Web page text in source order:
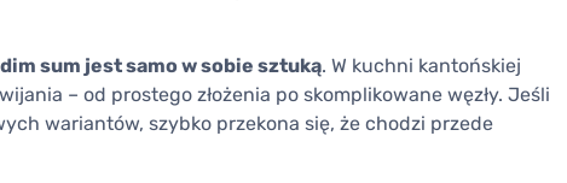
sum jest samo w sobie sztuką. W kuchni kantońskiej
– od prostego złożenia po skomplikowane węzły. Jeśli
wariantów, szybko przekona się, że chodzi przede